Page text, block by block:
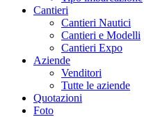
Cantieri
Cantieri Nautici
Cantieri e Modelli
Cantieri Expo
Aziende
Venditori
Tutte le aziende
Quotazioni
Foto